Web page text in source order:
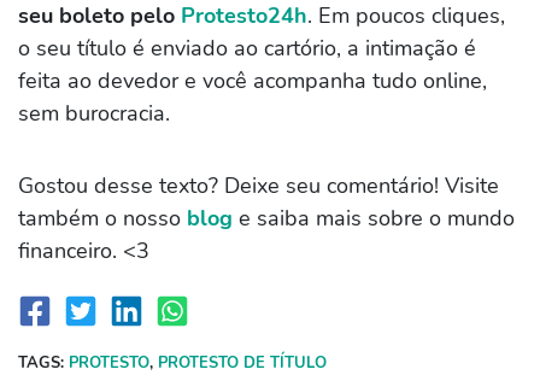
seu boleto pelo Protesto24h. Em poucos cliques,
o seu título é enviado ao cartório, a intimação é
feita ao devedor e você acompanha tudo online,
sem burocracia.
Gostou desse texto? Deixe seu comentário! Visite
também o nosso blog e saiba mais sobre o mundo
financeiro. <3
TAGS: PROTESTO, PROTESTO DE TÍTULO